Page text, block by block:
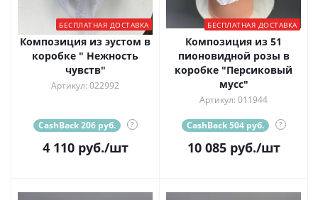
БЕСПЛАТНАЯ ДОСТАВКА
Композиция из эустом в
коробке " Нежность
чувств"
Артикул: 022992
CashBack 206 руб. ?
4 110руб./шт
БЕСПЛАТНАЯ ДОСТАВКА
Композиция из 51
пионовидной розы в
коробке "Персиковый
мусс"
Артикул: 011944
CashBack 504 руб. ?
10 085руб./шт